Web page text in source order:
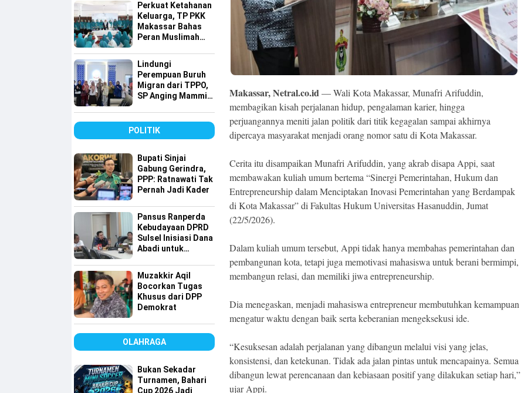
Perkuat Ketahanan
Keluarga, TP PKK
Makassar Bahas
Peran Muslimah
Lindungi
Perempuan Buruh
Migran dari TPPO,
SP Anging Mammiri
POLITIK
Bupati Sinjai
Gabung Gerindra,
PPP: Ratnawati Tak
Pernah Jadi Kader
Pansus Ranperda
Kebudayaan DPRD
Sulsel Inisiasi Dana
Abadi untuk
Muzakkir Aqil
Bocorkan Tugas
Khusus dari DPP
Demokrat
OLAHRAGA
Bukan Sekadar
Turnamen, Bahari
Cup 2026 Jadi
Makassar, Netral.co.id— Wali Kota Makassar, Munafri Arifuddin,
membagikan kisah perjalanan hidup, pengalaman karier, hingga
perjuangannya meniti jalan politik dari titik kegagalan sampai akhirnya
dipercaya masyarakat menjadi orang nomor satu di Kota Makassar.
Cerita itu disampaikan Munafri Arifuddin, yang akrab disapa Appi, saat
membawakan kuliah umum bertema “Sinergi Pemerintahan, Hukum dan
Entrepreneurship dalam Menciptakan Inovasi Pemerintahan yang Berdampak
di Kota Makassar” di Fakultas Hukum Universitas Hasanuddin, Jumat
(22/5/2026).
Dalam kuliah umum tersebut, Appi tidak hanya membahas pemerintahan dan
pembangunan kota, tetapi juga memotivasi mahasiswa untuk berani bermimpi,
membangun relasi, dan memiliki jiwa entrepreneurship.
Dia menegaskan, menjadi mahasiswa entrepreneur membutuhkan kemampuan
mengatur waktu dengan baik serta keberanian mengeksekusi ide.
“Kesuksesan adalah perjalanan yang dibangun melalui visi yang jelas,
konsistensi, dan ketekunan. Tidak ada jalan pintas untuk mencapainya. Semua
dibangun lewat perencanaan dan kebiasaan positif yang dilakukan setiap hari,”
ujar Appi.